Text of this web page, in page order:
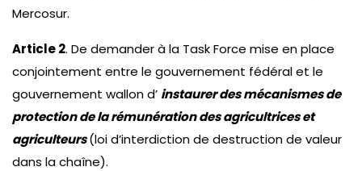
Mercosur.
Article 2. De demander à la Task Force mise en place
conjointement entre le gouvernement fédéral et le
gouvernement wallon d’ instaurer des mécanismes de
protection de la rémunération des agricultrices et
agriculteurs(loi d’interdiction de destruction de valeur
dans la chaîne).